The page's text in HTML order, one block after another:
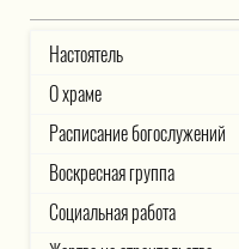
Настоятель
О храме
Расписание богослужений
Воскресная группа
Социальная работа